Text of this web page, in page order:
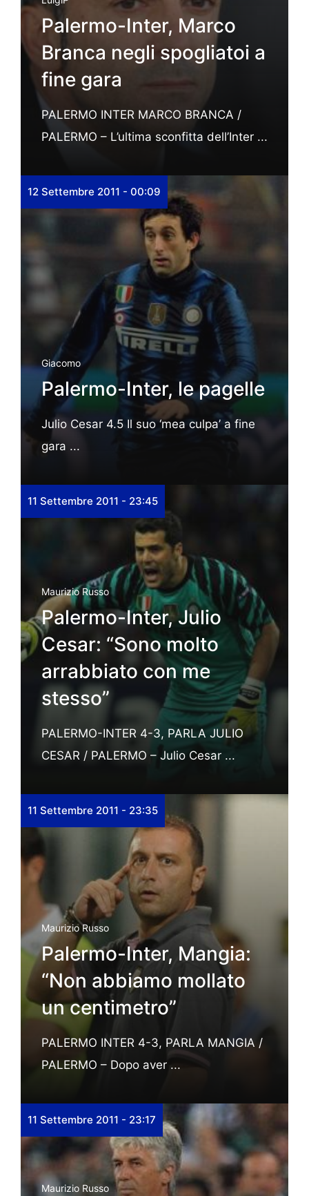
Palermo-Inter, Marco
Branca negli spogliatoi a
fine gara
PALERMO INTER MARCO BRANCA /
PALERMO – L’ultima sconfitta dell’Inter ...
12 Settembre 2011 - 00:09
Giacomo
Palermo-Inter, le pagelle
Julio Cesar 4.5 Il suo ‘mea culpa’ a fine
gara ...
11 Settembre 2011 - 23:45
Maurizio Russo
Palermo-Inter, Julio
Cesar: “Sono molto
arrabbiato con me
stesso”
PALERMO-INTER 4-3, PARLA JULIO
CESAR / PALERMO – Julio Cesar ...
11 Settembre 2011 - 23:35
Maurizio Russo
Palermo-Inter, Mangia:
“Non abbiamo mollato
un centimetro”
PALERMO INTER 4-3, PARLA MANGIA /
PALERMO – Dopo aver ...
11 Settembre 2011 - 23:17
Maurizio Russo